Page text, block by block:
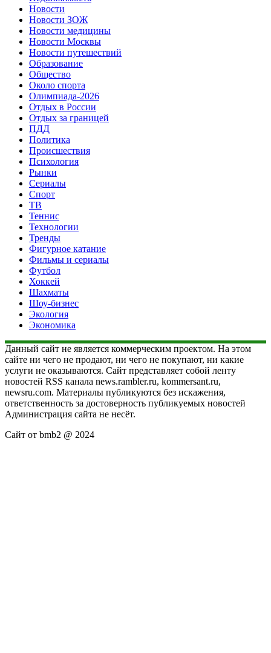
Новости
Новости ЗОЖ
Новости медицины
Новости Москвы
Новости путешествий
Образование
Общество
Около спорта
Олимпиада-2026
Отдых в России
Отдых за границей
ПДД
Политика
Происшествия
Психология
Рынки
Сериалы
Спорт
ТВ
Теннис
Технологии
Тренды
Фигурное катание
Фильмы и сериалы
Футбол
Хоккей
Шахматы
Шоу-бизнес
Экология
Экономика
Данный сайт не является коммерческим проектом. На этом
сайте ни чего не продают, ни чего не покупают, ни какие
услуги не оказываются. Сайт представляет собой ленту
новостей RSS канала news.rambler.ru, kommersant.ru,
newsru.com. Материалы публикуются без искажения,
ответственность за достоверность публикуемых новостей
Администрация сайта не несёт.
Сайт от bmb2 @ 2024